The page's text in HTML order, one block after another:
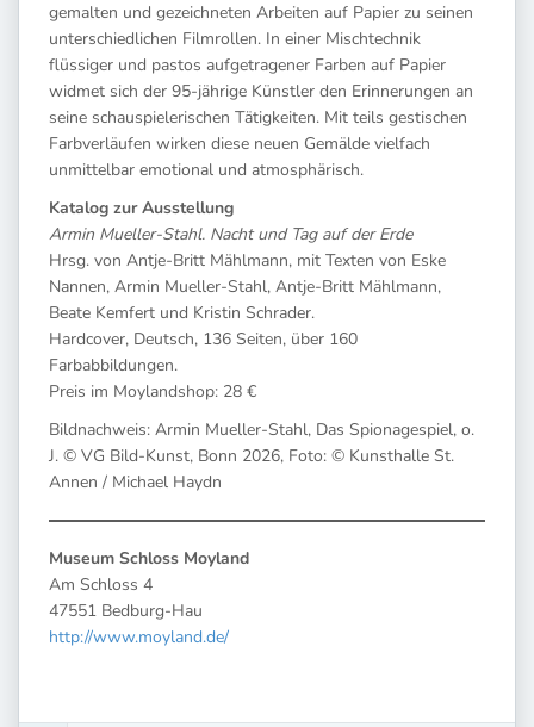
gemalten und gezeichneten Arbeiten auf Papier zu seinen
unterschiedlichen Filmrollen. In einer Mischtechnik
flüssiger und pastos aufgetragener Farben auf Papier
widmet sich der 95-jährige Künstler den Erinnerungen an
seine schauspielerischen Tätigkeiten. Mit teils gestischen
Farbverläufen wirken diese neuen Gemälde vielfach
unmittelbar emotional und atmosphärisch.
Katalog zur Ausstellung
Armin Mueller-Stahl. Nacht und Tag auf der Erde
Hrsg. von Antje-Britt Mählmann, mit Texten von Eske
Nannen, Armin Mueller-Stahl, Antje-Britt Mählmann,
Beate Kemfert und Kristin Schrader.
Hardcover, Deutsch, 136 Seiten, über 160
Farbabbildungen.
Preis im Moylandshop: 28 €
Bildnachweis: Armin Mueller-Stahl, Das Spionagespiel, o.
J. © VG Bild-Kunst, Bonn 2026, Foto: © Kunsthalle St.
Annen / Michael Haydn
Museum Schloss Moyland
Am Schloss 4
47551 Bedburg-Hau
http://www.moyland.de/